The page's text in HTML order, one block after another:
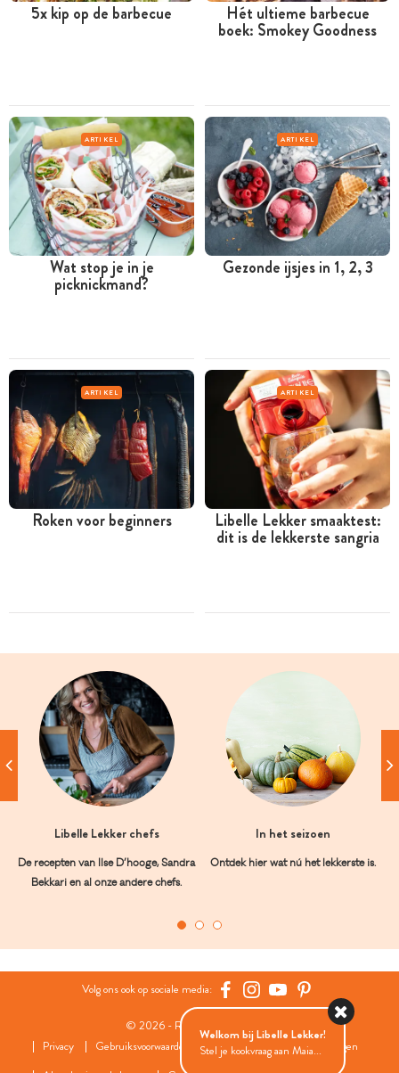
5x kip op de barbecue Hét ultieme barbecue
boek: Smokey Goodness
ARTIKEL
Wat stop je in je
picknickmand?
ARTIKEL
Gezonde ijsjes in 1, 2, 3
ARTIKEL
Roken voor beginners
ARTIKEL
Libelle Lekker smaaktest:
dit is de lekkerste sangria
Libelle Lekker chefs
De recepten van Ilse D’hooge, Sandra
Bekkari en al onze andere chefs.
In het seizoen
Ontdek hier wat nú het lekkerste is.
Volg ons ook op sociale media:
© 2026 - Roularta Media Group
Privacy
Gebruiksvoorwaarden Cookies
Cookies instellingen
Welkom bij Libelle Lekker!
Stel je kookvraag aan Maia...